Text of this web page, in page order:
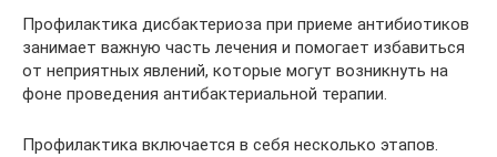
Профилактика дисбактериоза при приеме антибиотиков
занимает важную часть лечения и помогает избавиться
от неприятных явлений, которые могут возникнуть на
фоне проведения антибактериальной терапии.
Профилактика включается в себя несколько этапов.